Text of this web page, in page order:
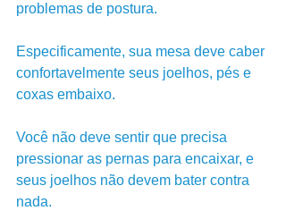
problemas de postura.
Especificamente, sua mesa deve caber
confortavelmente seus joelhos, pés e
coxas embaixo.
Você não deve sentir que precisa
pressionar as pernas para encaixar, e
seus joelhos não devem bater contra
nada.